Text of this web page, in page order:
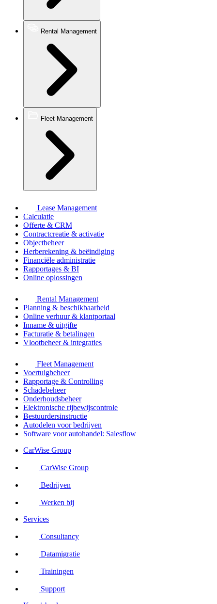
Rental Management
Fleet Management
Lease Management
Calculatie
Offerte & CRM
Contractcreatie & activatie
Objectbeheer
Herberekening & beëindiging
Financiële administratie
Rapportages & BI
Online oplossingen
Rental Management
Planning & beschikbaarheid
Online verhuur & klantportaal
Inname & uitgifte
Facturatie & betalingen
Vlootbeheer & integraties
Fleet Management
Voertuigbeheer
Rapportage & Controlling
Schadebeheer
Onderhoudsbeheer
Elektronische rijbewijscontrole
Bestuurdersinstructie
Autodelen voor bedrijven
Software voor autohandel: Salesflow
CarWise Group
CarWise Group
Bedrijven
Werken bij
Services
Consultancy
Datamigratie
Trainingen
Support